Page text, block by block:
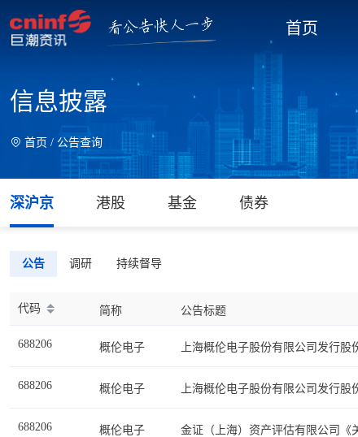
首页
信息披露
首页 / 公告查询
深沪京 港股 基金 债券
公告 调研 持续督导
代码 简称 公告标题
688206 概伦电子
688206 概伦电子
688206 概伦电子